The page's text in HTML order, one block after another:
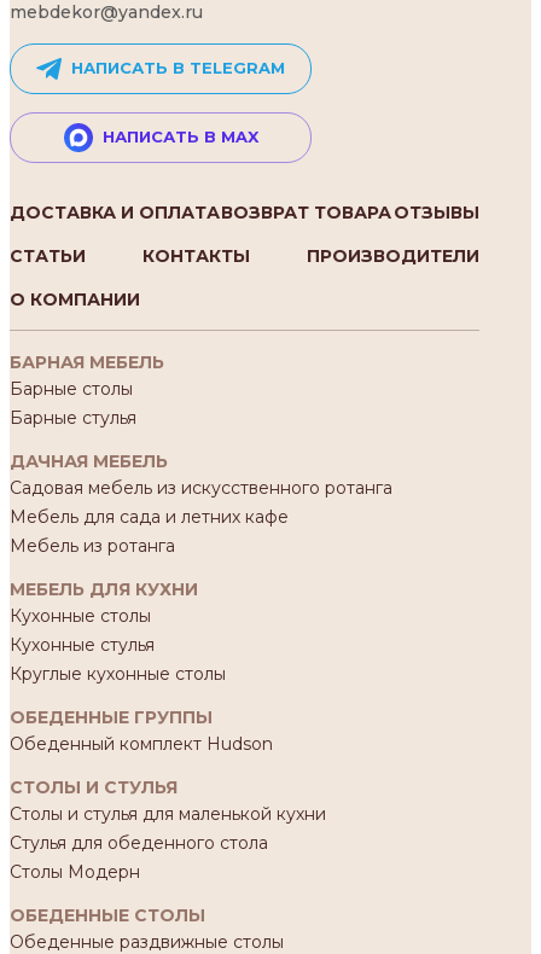
mebdekor@yandex.ru
НАПИСАТЬ В TELEGRAM
НАПИСАТЬ В MAX
ДОСТАВКА И ОПЛАТАВОЗВРАТ ТОВАРАОТЗЫВЫ
СТАТЬИ
КОНТАКТЫ
ПРОИЗВОДИТЕЛИ
О КОМПАНИИ
БАРНАЯ МЕБЕЛЬ
Барные столы
Барные стулья
ДАЧНАЯ МЕБЕЛЬ
Садовая мебель из искусственного ротанга
Мебель для сада и летних кафе
Мебель из ротанга
МЕБЕЛЬ ДЛЯ КУХНИ
Кухонные столы
Кухонные стулья
Круглые кухонные столы
ОБЕДЕННЫЕ ГРУППЫ
Обеденный комплект Hudson
СТОЛЫ И СТУЛЬЯ
Столы и стулья для маленькой кухни
Стулья для обеденного стола
Столы Модерн
ОБЕДЕННЫЕ СТОЛЫ
Обеденные раздвижные столы